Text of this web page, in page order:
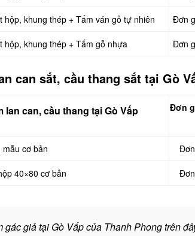
khung thép + Tấm ván gỗ tự nhiên Đơn
hộp, khung thép + Tấm gỗ nhựa Đơn
can sắt, cầu thang sắt tại Gò
can, cầu thang tại Gò Vấp Đơn
cơ bản
40×80 cơ bản
giả tại Gò Vấp của Thanh Phong trên